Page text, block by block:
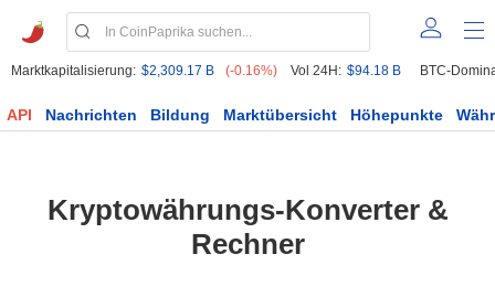
Marktkapitalisierung: $2,309.17 B (-0.16%) Vol 24H: $94.18 B BTC-
API Nachrichten Bildung Marktübersicht Höhepunkte
Kryptowährungs-Konverter &
Rechner